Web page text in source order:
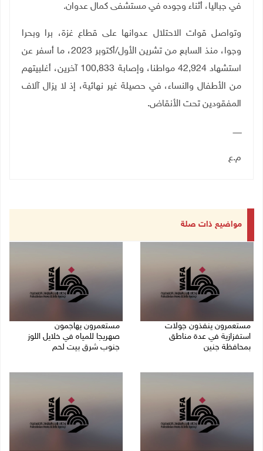
في جباليا، أثناء وجوده في مستشفى كمال عدوان.
وتواصل قوات الاحتلال عدوانها على قطاع غزة، برا وبحرا
وجوا، منذ السابع من تشرين الأول/أكتوبر 2023، ما أسفر عن
استشهاد 42,924 مواطنا، وإصابة 100,833 آخرين، أغلبيتهم
من الأطفال والنساء، في حصيلة غير نهائية، إذ لا يزال آلاف
المفقودين تحت الأنقاض.
ـــــــ
م.ع
مواضيع ذات صلة
مستعمرون ينفذون جولات
استفزازية في عدة مناطق
بمحافظة جنين
مستعمرون يهاجمون
صهريجا للمياه في خلايل اللوز
جنوب شرق بيت لحم